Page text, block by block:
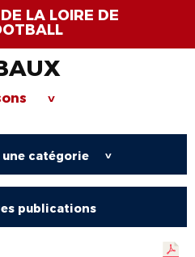
LA LOIRE DE
>
catégorie >
publications